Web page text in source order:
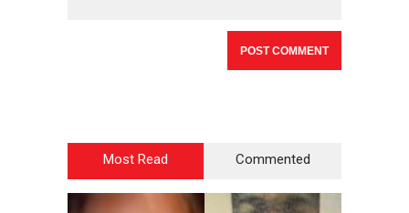
Most Read Commented